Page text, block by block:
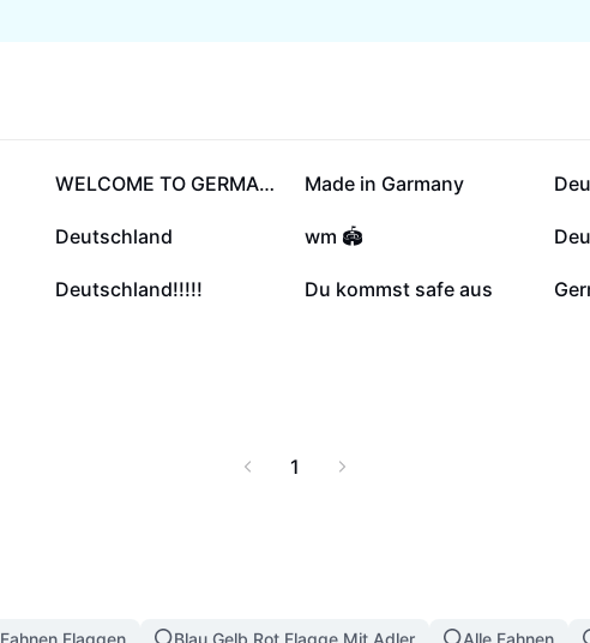
3615 WELCOME TO GERMANY 2981
Made in Garmany
892
Deutschland 717
wm 🏟️
175
Deutschland!!!!! 66
Du kommst safe aus 51
1
Fahnen Flaggen Blau Gelb Rot Flagge Mit Adler Alle Fahnen